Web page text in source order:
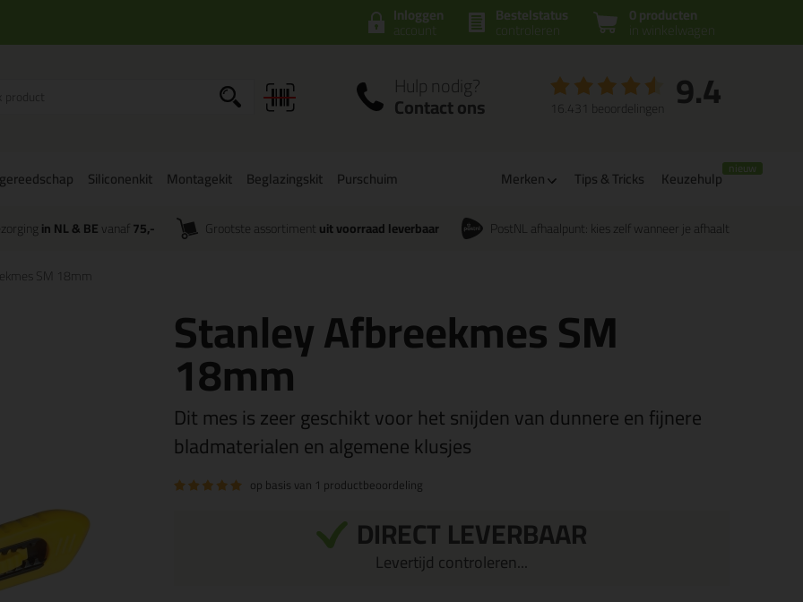
0 producten
in winkelwagen
Bestelstatus
controleren
Inloggen
account
Hulp nodig?
Contact ons 9.4
16.431 beoordelingen
Siliconenkit Montagekit Beglazingskit Purschuim Merken Tips & Tricks Keuzehulp
in NL & BEvanaf 75,- Grootste assortiment uit voorraad leverbaar PostNL afhaalpunt: kies zelf wanneer je afhaalt
SM 18mm
Stanley Afbreekmes SM
18mm
Dit mes is zeer geschikt voor het snijden van dunnere en fijnere
bladmaterialen en algemene klusjes
op basis van 1 productbeoordeling
DIRECT LEVERBAAR
Levertijd controleren...